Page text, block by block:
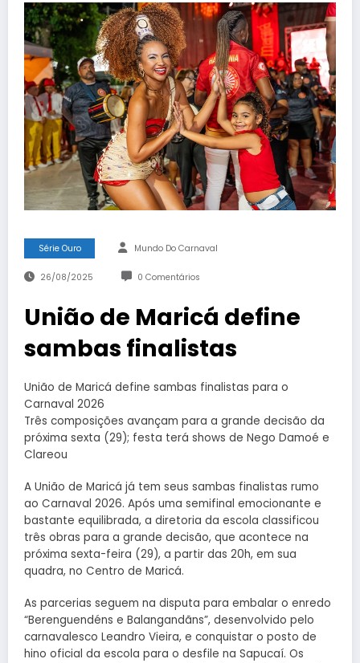
Série Ouro Mundo Do Carnaval
26/08/2025 0 Comentários
União de Maricá define
sambas finalistas
União de Maricá define sambas finalistas para o
Carnaval 2026
Três composições avançam para a grande decisão da
próxima sexta (29); festa terá shows de Nego Damoé e
Clareou
A União de Maricá já tem seus sambas finalistas rumo
ao Carnaval 2026. Após uma semifinal emocionante e
bastante equilibrada, a diretoria da escola classificou
três obras para a grande decisão, que acontece na
próxima sexta-feira (29), a partir das 20h, em sua
quadra, no Centro de Maricá.
As parcerias seguem na disputa para embalar o enredo
“Berenguendéns e Balangandãns”, desenvolvido pelo
carnavalesco Leandro Vieira, e conquistar o posto de
hino oficial da escola para o desfile na Sapucaí. Os